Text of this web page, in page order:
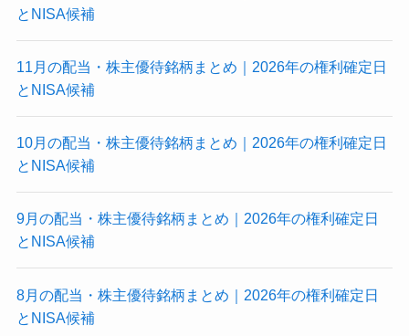
とNISA候補
11月の配当・株主優待銘柄まとめ｜2026年の権利確定日
とNISA候補
10月の配当・株主優待銘柄まとめ｜2026年の権利確定日
とNISA候補
9月の配当・株主優待銘柄まとめ｜2026年の権利確定日
とNISA候補
8月の配当・株主優待銘柄まとめ｜2026年の権利確定日
とNISA候補